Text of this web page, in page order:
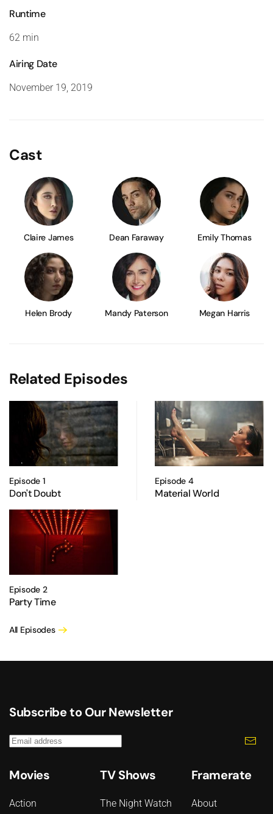
Runtime
62 min
Airing Date
November 19, 2019
Cast
Claire James Dean Faraway Emily Thomas
Helen Brody Mandy Paterson Megan Harris
Related Episodes
Episode 1
Don't Doubt
Episode 4
Material World
Episode 2
Party Time
All Episodes
Subscribe to Our Newsletter
Movies
Action
TV Shows
The Night Watch
Framerate
About